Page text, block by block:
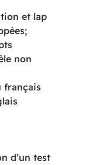
et lap
non
français
d’un test